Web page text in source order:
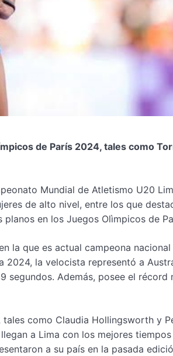
de París 2024, tales como
Mundial de Atletismo U20
de alto nivel, entre los que
en los Juegos Olìmpicos de
la que es actual campeona
la velocista representó a
Además, posee el récord
como Claudia Hollingsworth y
a Lima con los mejores
a su país en la pasada